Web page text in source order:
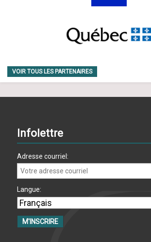
VOIR TOUS LES PARTENAIRES
Infolettre
Adresse courriel:
Langue: